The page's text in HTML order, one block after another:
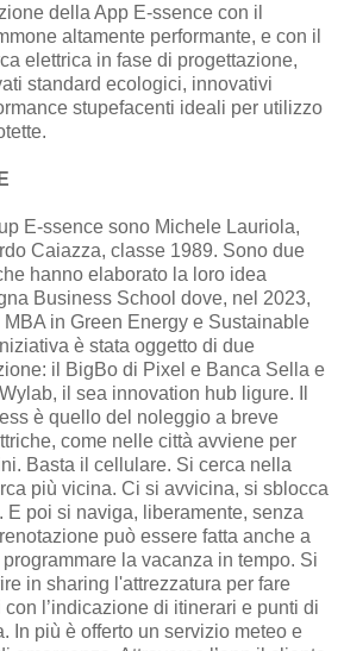
della App E-ssence con il
altamente performante, e con il
elettrica in fase di progettazione,
standard ecologici, innovativi
stupefacenti ideali per utilizzo
E-ssence sono Michele Lauriola,
Caiazza, classe 1989. Sono due
hanno elaborato la loro idea
Business School dove, nel 2023,
in Green Energy e Sustainable
è stata oggetto di due
il BigBo di Pixel e Banca Sella e
il sea innovation hub ligure. Il
è quello del noleggio a breve
come nelle città avviene per
Basta il cellulare. Si cerca nella
più vicina. Ci si avvicina, si sblocca
E poi si naviga, liberamente, senza
può essere fatta anche a
la vacanza in tempo. Si
in sharing l'attrezzatura per fare
l’indicazione di itinerari e punti di
In più è offerto un servizio meteo e